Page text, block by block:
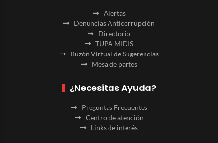
Alertas
Denuncias Anticorrupción
Directorio
TUPA MIDIS
Buzón Virtual de Sugerencias
Mesa de partes
¿Necesitas Ayuda?
Preguntas Frecuentes
Centro de atención
Links de interés